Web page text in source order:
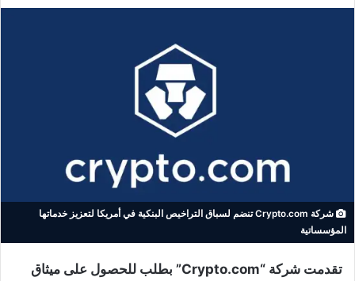
شركة Crypto.com تنضم لسباق التراخيص البنكية في أمريكا لتعزيز خدماتها
المؤسساتية
تقدمت شركة “Crypto.com” بطلب للحصول على ميثاق